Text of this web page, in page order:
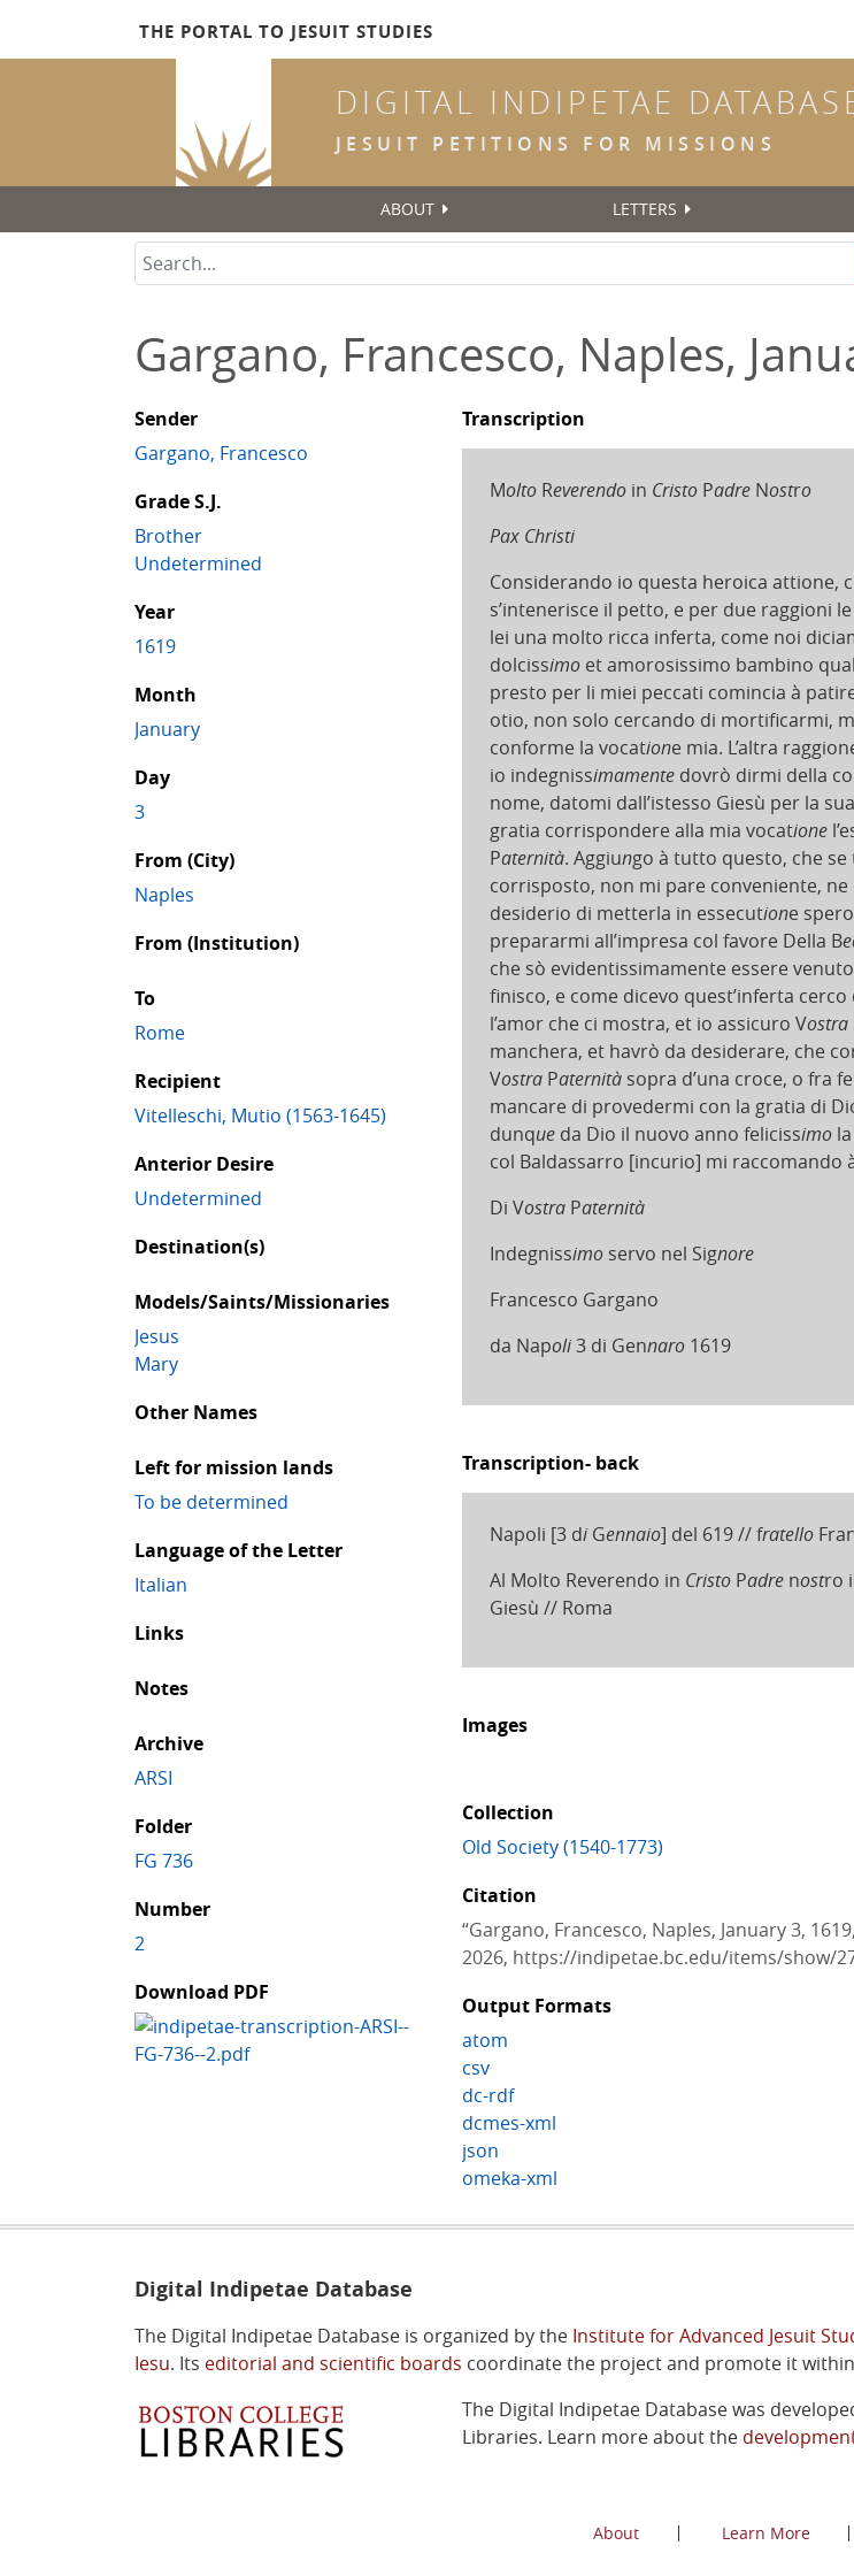
THE PORTAL TO JESUIT STUDIES
DIGITAL INDIPETAE
JESUIT PETITIONS FOR MISSIONS
ABOUT LETTERS
Gargano, Francesco, Naples,
Sender
Gargano, Francesco
Grade S.J.
Brother
Undetermined
Year
1619
Month
January
Day
3
From (City)
Naples
From (Institution)
To
Rome
Recipient
Vitelleschi, Mutio (1563-1645)
Anterior Desire
Undetermined
Destination(s)
Models/Saints/Missionaries
Jesus
Mary
Other Names
Left for mission lands
To be determined
Language of the Letter
Italian
Links
Notes
Archive
ARSI
Folder
FG 736
Number
2
Download PDF
Transcription
Molto Reverendo in Cristo Padre Nostro
Pax Christi
Considerando io questa heroica attione,
s’intenerisce il petto, e per due raggioni
lei una molto ricca inferta, come noi
dolcissimo et amorosissimo bambino
presto per li miei peccati comincia à
otio, non solo cercando di mortificarmi,
conforme la vocatione mia. L’altra
io indegnissimamente dovrò dirmi della
nome, datomi dall’istesso Giesù per la
gratia corrispondere alla mia vocatione
Paternità. Aggiungo à tutto questo, che
corrisposto, non mi pare conveniente,
desiderio di metterla in essecutione
prepararmi all’impresa col favore Della B
che sò evidentissimamente essere
finisco, e come dicevo quest’inferta cerco
l’amor che ci mostra, et io assicuro Vostra
manchera, et havrò da desiderare, che
Vostra Paternità sopra d’una croce, o fra
mancare di provedermi con la gratia di
dunque da Dio il nuovo anno felicissimo
col Baldassarro [incurio] mi raccomando
Di Vostra Paternità
Indegnissimo servo nel Signore
Francesco Gargano
da Napoli3 di Gennaro 1619
Transcription- back
Napoli [3 di Gennaio] del 619 // fratello
Al Molto Reverendo in Cristo Padre nostro
Giesù // Roma
Images
Collection
Old Society (1540-1773)
Citation
“Gargano, Francesco, Naples, January 3,
2026, https://indipetae.bc.edu/items/show/
Output Formats
atom
csv
dc-rdf
dcmes-xml
json
omeka-xml
Digital Indipetae Database
The Digital Indipetae Database is organized by the Institute for Advanced Jesuit
Iesu. Its editorial and scientific boards coordinate the project and promote it
The Digital Indipetae Database was
Libraries. Learn more about the
About Learn More